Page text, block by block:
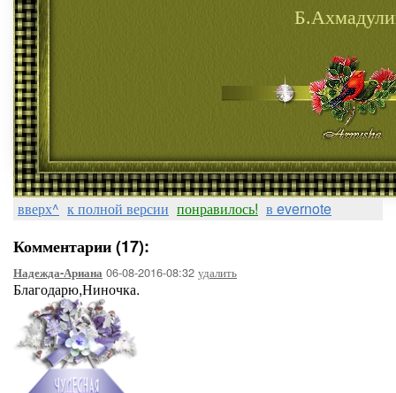
вверх^ к полной версии понравилось! в evernote
Комментарии (17):
Надежда-Ариана 06-08-2016-08:32 удалить
Благодарю,Ниночка.